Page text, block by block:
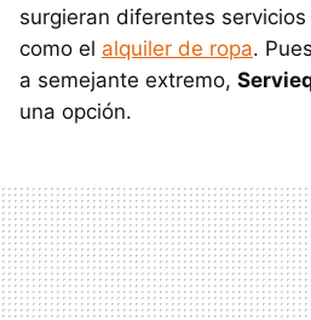
surgieran diferentes
como el alquiler de ropa.
a semejante extremo,
una opción.